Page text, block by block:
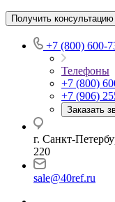
Получить консультацию
+7 (800) 600-
Телефоны
+7 (800)
+7 (906)
Заказать
г. Санкт-
220
sale@40ref.ru